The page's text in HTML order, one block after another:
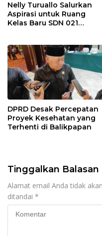
Nelly Turuallo Salurkan
Aspirasi untuk Ruang
Kelas Baru SDN 021
DPRD Desak Percepatan
Proyek Kesehatan yang
Terhenti di Balikpapan
Tinggalkan Balasan
Alamat email Anda tidak
ditandai *